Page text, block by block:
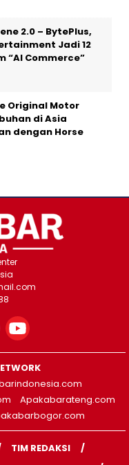
2.0 – BytePlus,
Jadi 12
“AI Commerce”
Original Motor
di Asia
dengan Horse
Apakabarateng.com
TIM REDAKSI